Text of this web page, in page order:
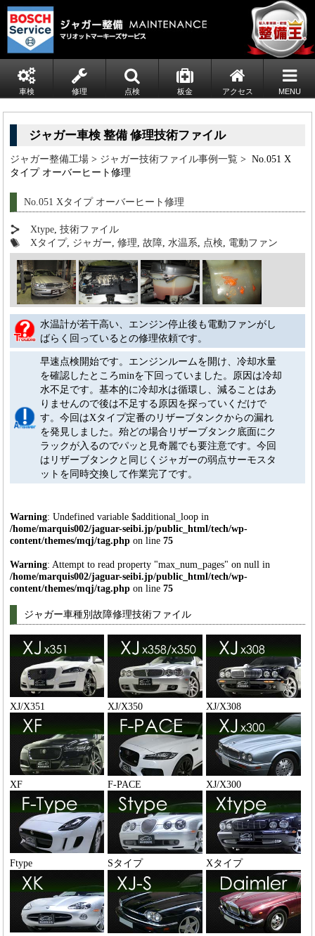
車検 修理 点検 板金 アクセス MENU
ジャガー車検 整備 修理技術ファイル
ジャガー整備工場 > ジャガー技術ファイル事例一覧 > No.051 X
タイプ オーバーヒート修理
No.051 Xタイプ オーバーヒート修理
Xtype ,技術ファイル
Xタイプ, ジャガー ,修理 ,故障 ,水温系 点検 電動ファン
水温計が若干高い、エンジン停止後も電動ファンがし
ばらく回っているとの修理依頼です。
早速点検開始です。エンジンルームを開け、冷却水量
を確認したところminを下回っていました。原因は冷却
水不足です。基本的に冷却水は循環し、減ることはあ
りませんので後は不足する原因を探っていくだけで
す。今回はXタイプ定番のリザーブタンクからの漏れ
を発見しました。殆どの場合リザーブタンク底面にク
ラックが入るのでパッと見奇麗でも要注意です。今回
はリザーブタンクと同じくジャガーの弱点サーモスタ
ットを同時交換して作業完了です。
Warning: Undefined variable $additional_loop in
/home/marquis002/jaguar-seibi.jp/public_html/tech/wp-
content/themes/mqj/tag.php on line75
Warning: Attempt to read property "max_num_pages" on null in
/home/marquis002/jaguar-seibi.jp/public_html/tech/wp-
content/themes/mqj/tag.php on line75
ジャガー車種別故障修理技術ファイル
XJ/X351 XJ/X350 XJ/X308
XF F-PACE XJ/X300
Ftype Sタイプ Xタイプ